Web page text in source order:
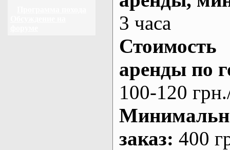
3 часа
Стоимость
аренды по
100-120
заказ: 400